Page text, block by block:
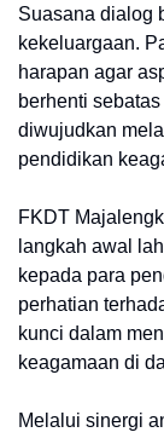
Suasana dialog
kekeluargaan.
harapan agar
berhenti
diwujudkan
pendidikan
FKDT
langkah awal
kepada para
perhatian
kunci dalam
keagamaan di
Melalui sinergi